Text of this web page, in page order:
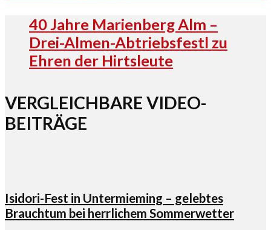
40 Jahre Marienberg Alm –
Drei-Almen-Abtriebsfestl zu
Ehren der Hirtsleute
VERGLEICHBARE VIDEO-
BEITRÄGE
Isidori-Fest in Untermieming – gelebtes
Brauchtum bei herrlichem Sommerwetter